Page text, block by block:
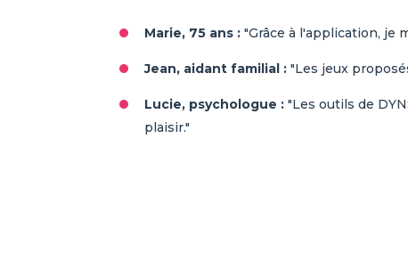
Marie, 75 ans : "Grâce à l'application, je
Jean, aidant familial : "Les jeux
Lucie, psychologue : "Les outils de
plaisir."